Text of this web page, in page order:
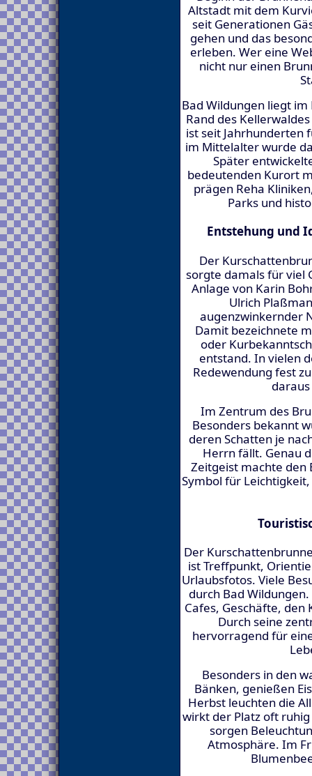
Altstadt mit dem
seit Generationen
gehen und das
erleben. Wer eine
nicht nur einen
Bad Wildungen liegt
Rand des
ist seit Jahrhunderten
im Mittelalter wurde
Später
bedeutenden Kurort
prägen Reha
Parks und
Entstehung und
Der
sorgte damals für viel
Anlage von Karin
Ulrich
augenzwinkernder
Damit bezeichnete
oder
entstand. In vielen
Redewendung fest
Im Zentrum des
Besonders bekannt
deren Schatten je
Herrn fällt. Genau
Zeitgeist machte den
Symbol für
Der
ist Treffpunkt,
Urlaubsfotos. Viele
durch Bad
Cafes, Geschäfte,
Durch seine
hervorragend für
Besonders in den
Bänken, genießen
Herbst leuchten die
wirkt der Platz oft
sorgen
Atmosphäre. Im